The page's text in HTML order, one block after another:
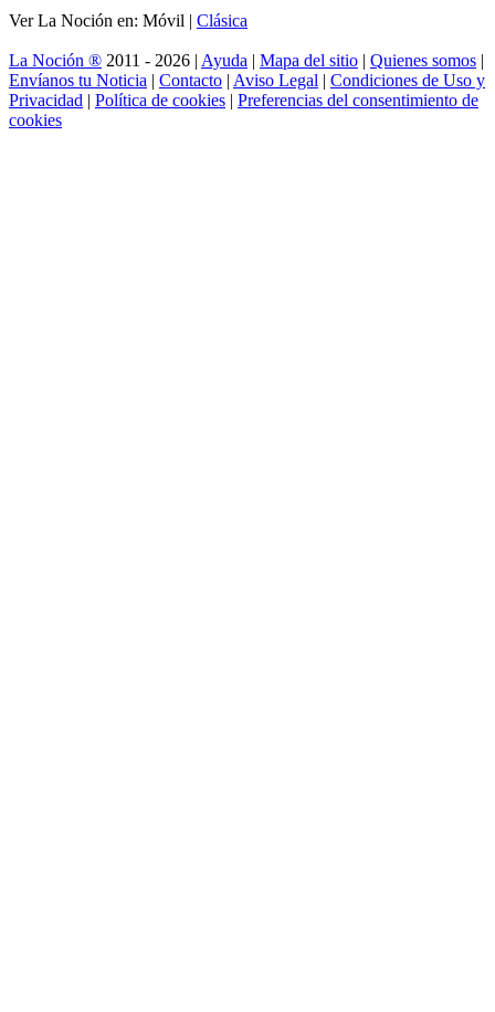
Ver La Noción en: Móvil | Clásica
La Noción ® 2011 - 2026 | Ayuda | Mapa del sitio | Quienes somos |
Envíanos tu Noticia | Contacto | Aviso Legal | Condiciones de Uso y
Privacidad | Política de cookies | Preferencias del consentimiento de
cookies